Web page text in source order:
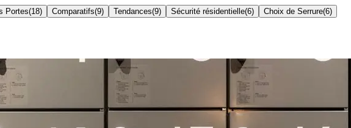
Portes(18) Comparatifs(9) Tendances(9) Sécurité résidentielle(6) Choix de Serrure(6)